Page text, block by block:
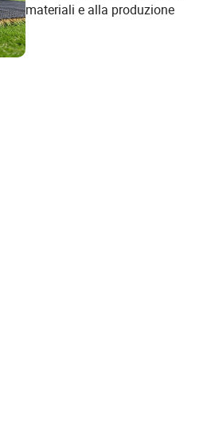
materiali e alla produzione